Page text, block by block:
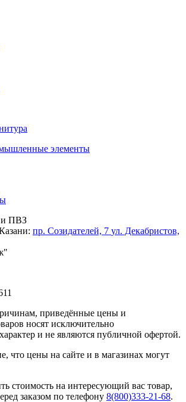
элементы
и ПВЗ
пр. Созидателей, 7 ул. Декабристов,
приведённые цены и
носят исключительно
и не являются публичной офертой.
что цены на сайте и в магазинах могут
стоимость на интересующий вас товар,
заказом по телефону 8(800)333-21-68.